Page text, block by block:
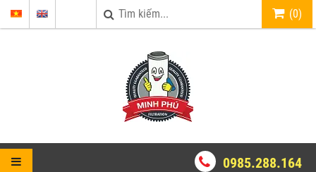
(0)
0985.288.164